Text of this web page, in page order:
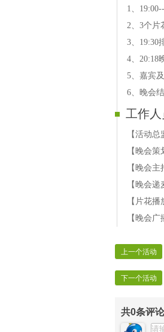
1、
2、3个片
3、19:30
4、20:18
5、嘉宾
6、晚会
工作人
【活动
【晚会
【晚会
【晚会
【片花
【晚会
上一个活动
下一个活动
共0条评论